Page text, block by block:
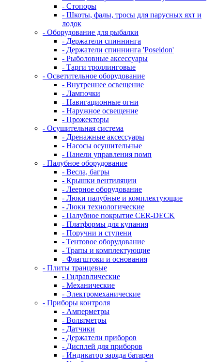
- Стопоры
- Шкоты, фалы, тросы для парусных яхт и
лодок
- Оборудование для рыбалки
- Держатели спиннинга
- Держатели спиннинга 'Poseidon'
- Рыболовные аксессуары
- Тарги троллинговые
- Осветительное оборудование
- Внутреннее освещение
- Лампочки
- Навигационные огни
- Наружное освещение
- Прожекторы
- Осушительная система
- Дренажные аксессуары
- Насосы осушительные
- Панели управления помп
- Палубное оборудование
- Весла, багры
- Крышки вентиляции
- Леерное оборудование
- Люки палубные и комплектующие
- Люки технологические
- Палубное покрытие CER-DECK
- Платформы для купания
- Поручни и ступени
- Тентовое оборудование
- Трапы и комплектующие
- Флагштоки и основания
- Плиты транцевые
- Гидравлические
- Механические
- Электромеханические
- Приборы контроля
- Амперметры
- Вольтметры
- Датчики
- Держатели приборов
- Дисплей для приборов
- Индикатор заряда батареи